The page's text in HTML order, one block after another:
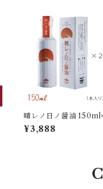
晴レノ日ノ醤油
¥3,888